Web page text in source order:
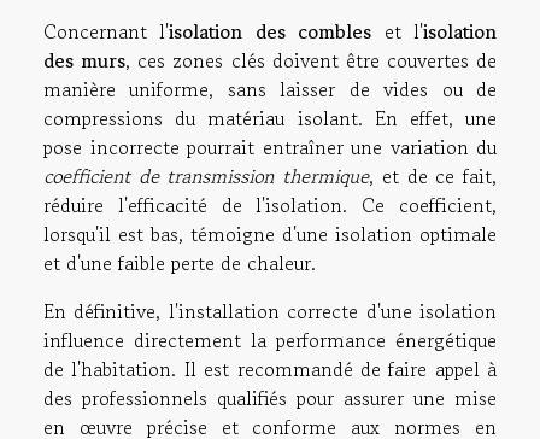
Concernant l'isolation des combles et l'isolation
des murs, ces zones clés doivent être couvertes de
manière uniforme, sans laisser de vides ou de
compressions du matériau isolant. En effet, une
pose incorrecte pourrait entraîner une variation du
coefficient de transmission thermique, et de ce fait,
réduire l'efficacité de l'isolation. Ce coefficient,
lorsqu'il est bas, témoigne d'une isolation optimale
et d'une faible perte de chaleur.
En définitive, l'installation correcte d'une isolation
influence directement la performance énergétique
de l'habitation. Il est recommandé de faire appel à
des professionnels qualifiés pour assurer une mise
en œuvre précise et conforme aux normes en